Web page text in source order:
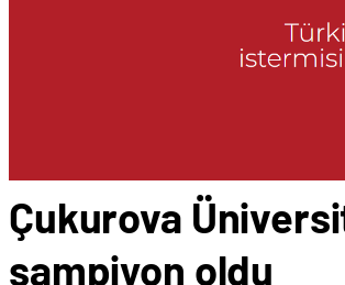
Çukurova
şampiyon oldu